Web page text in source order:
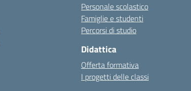
Personale scolastico
Famiglie e studenti
Percorsi di studio
Didattica
Offerta formativa
I progetti delle classi